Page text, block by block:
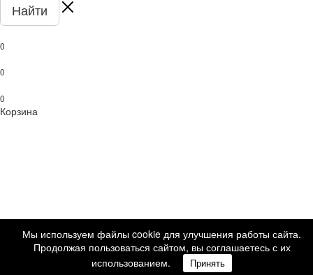
Найти
0
0
0
Корзина
Мы используем файлы cookie для улучшения работы сайта.
Продолжая пользоваться сайтом, вы соглашаетесь с их
использованием.
Принять